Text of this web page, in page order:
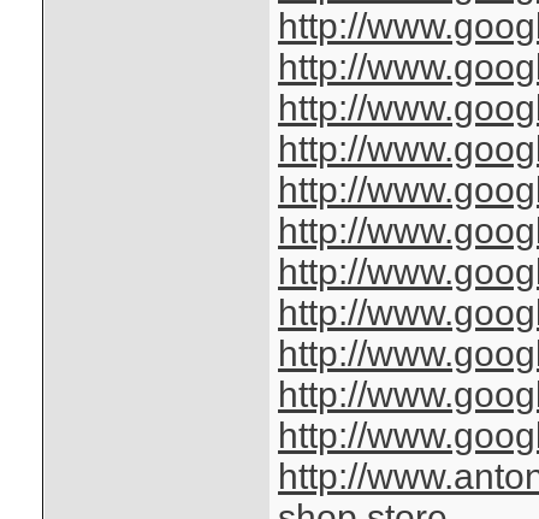
http://
http://
http://
http://
http://
http://
http://
http://
http://
http://
http://
http://